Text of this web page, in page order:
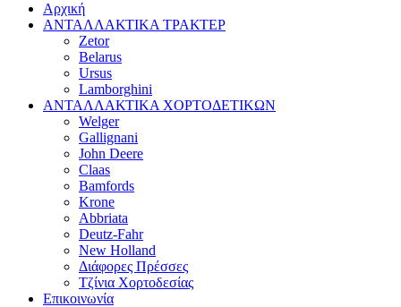
Αρχική
ΑΝΤΑΛΛΑΚΤΙΚΑ ΤΡΑΚΤΕΡ
Zetor
Belarus
Ursus
Lamborghini
ΑΝΤΑΛΛΑΚΤΙΚΑ ΧΟΡΤΟΔΕΤΙΚΩΝ
Welger
Gallignani
John Deere
Claas
Bamfords
Krone
Abbriata
Deutz-Fahr
New Holland
Διάφορες Πρέσσες
Τζίνια Χορτοδεσίας
Επικοινωνία